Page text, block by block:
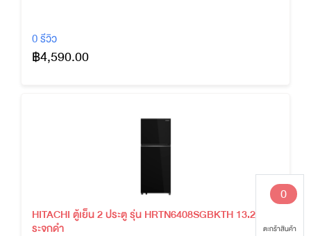
0
ตะกร้าสินค้า
0 รีวิว
฿4,590.00
HITACHI ตู้เย็น 2 ประตู รุ่น HRTN6408SGBKTH 13.2 คิว ก
ระจกดำ